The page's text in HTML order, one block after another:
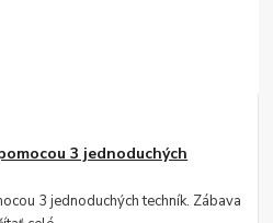
3 jednoduchých
3 jednoduchých techník. Zábava